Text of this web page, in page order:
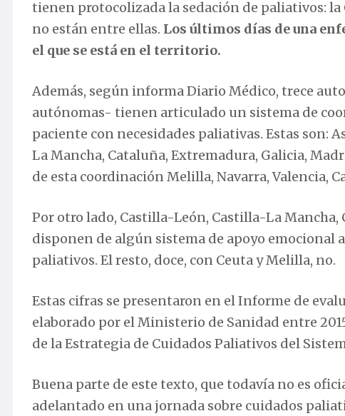
tienen protocolizada la sedación de paliativos:
no están entre ellas. Los últimos días de una
el que se está en el territorio.
Además, según informa Diario Médico, trece
autónomas- tienen articulado un sistema de
paciente con necesidades paliativas. Estas son:
La Mancha, Cataluña, Extremadura, Galicia,
de esta coordinación Melilla, Navarra, Valencia,
Por otro lado, Castilla-León, Castilla-La
disponen de algún sistema de apoyo emocional
paliativos. El resto, doce, con Ceuta y Melilla, no.
Estas cifras se presentaron en el Informe de
elaborado por el Ministerio de Sanidad entre
de la Estrategia de Cuidados Paliativos del
Buena parte de este texto, que todavía no es
adelantado en una jornada sobre cuidados